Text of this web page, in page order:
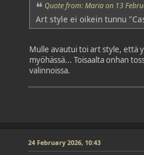
Quote from: Maria on 13
Art style ei oikein tunnu
Mulle avautui toi art style, että
myöhässä... Toisaalta onhan
valinnoissa.
24 February 2026, 10:43